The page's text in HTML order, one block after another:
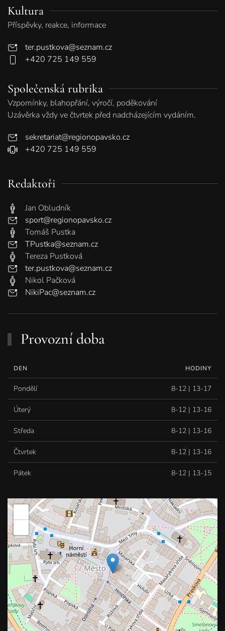
Kultura
Příspěvky, reakce, informace
ter.pustkova@seznam.cz
+420 725 149 559
Společenská rubrika
Vzpomínky, blahopřání, výročí, poděkování
Uzávěrka vždy ve čtvrtek před nadcházejícím vydáním.
sekretariat@regionopavsko.cz
+420 725 149 559
Redaktoři
Jan Obludník
sport@regionopavsko.cz
Tomáš Pustka
TPustka@seznam.cz
Tereza Pustková
ter.pustkova@seznam.cz
Nikol Pačková
NikiPac@seznam.cz
Provozní doba
DEN HODINY
Pondělí 8-12 | 13-17
Úterý 8-12 | 13-16
Středa 8-12 | 13-16
Čtvrtek 8-12 | 13-16
Pátek 8-12 | 13-15